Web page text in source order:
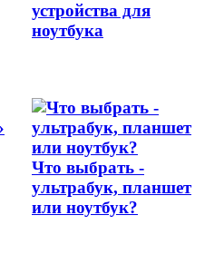
устройства для
ноутбука
Что выбрать -
ультрабук, планшет
или ноутбук?